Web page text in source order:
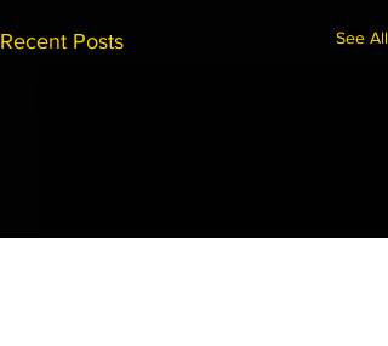
Recent Posts See All